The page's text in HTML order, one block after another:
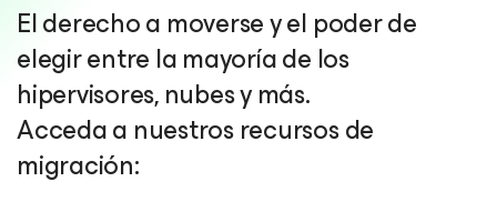
El derecho a moverse y el poder de
elegir entre la mayoría de los
hipervisores, nubes y más.
Acceda a nuestros recursos de
migración: